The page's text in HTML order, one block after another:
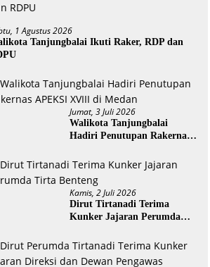
1 Agustus 2026
Tanjungbalai Ikuti Raker, RDP dan
Jumat, 3 Juli 2026
Walikota Tanjungbalai
Hadiri Penutupan Rakernas
Kamis, 2 Juli 2026
Dirut Tirtanadi Terima
Kunker Jajaran Perumda